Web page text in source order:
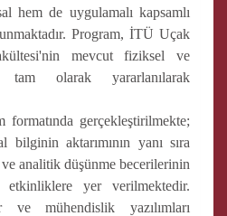
hem de uygulamalı kapsamlı
Program, İTÜ Uçak
mevcut fiziksel ve
tam olarak yararlanılarak
gerçekleştirilmekte;
bilginin aktarımının yanı sıra
analitik düşünme becerilerinin
etkinliklere yer verilmektedir.
ve mühendislik yazılımları